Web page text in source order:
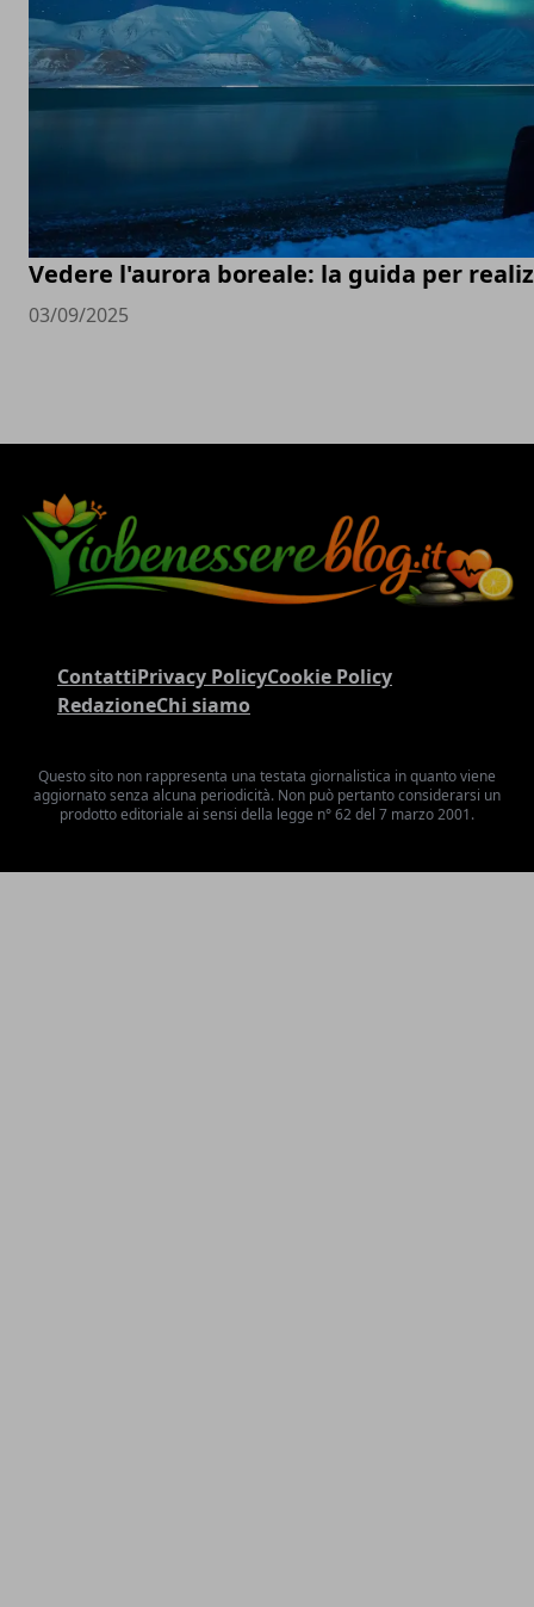
Vedere l'aurora boreale: la guida per
03/09/2025
ContattiPrivacy PolicyCookie Policy
RedazioneChi siamo
Questo sito non rappresenta una testata giornalistica in quanto viene
aggiornato senza alcuna periodicità. Non può pertanto considerarsi un
prodotto editoriale ai sensi della legge n° 62 del 7 marzo 2001.